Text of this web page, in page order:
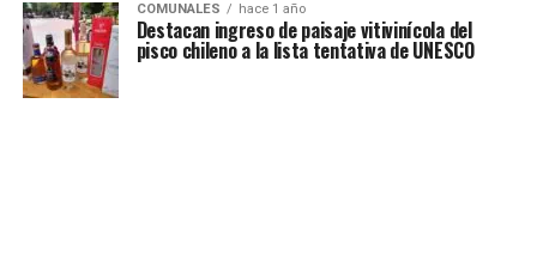
COMUNALES hace 1 año
Destacan ingreso de paisaje vitivinícola del
pisco chileno a la lista tentativa de UNESCO